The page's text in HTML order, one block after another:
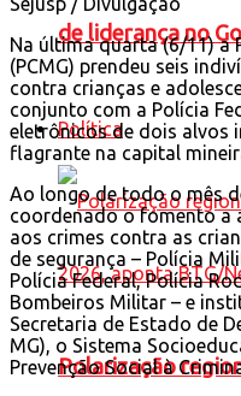
de liderança no
Política
Polarização
Na última quarta (6/11) a
(PCMG) prendeu seis
contra crianças e
conjunto com a Polícia
eletrônicos de dois alvos
flagrante na capital
Ao longo de todo o mês
coordenado o fomento a
aos crimes contra as
de segurança – Polícia
Polícia Federal, Polícia
Bombeiros Militar – e
Secretaria de Estado de
MG), o Sistema
Prevenção Social à